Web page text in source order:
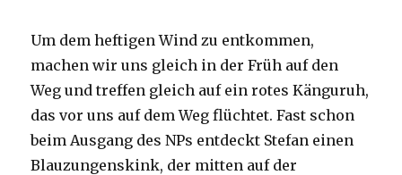
Um dem heftigen Wind zu entkommen,
machen wir uns gleich in der Früh auf den
Weg und treffen gleich auf ein rotes Känguruh,
das vor uns auf dem Weg flüchtet. Fast schon
beim Ausgang des NPs entdeckt Stefan einen
Blauzungenskink, der mitten auf der